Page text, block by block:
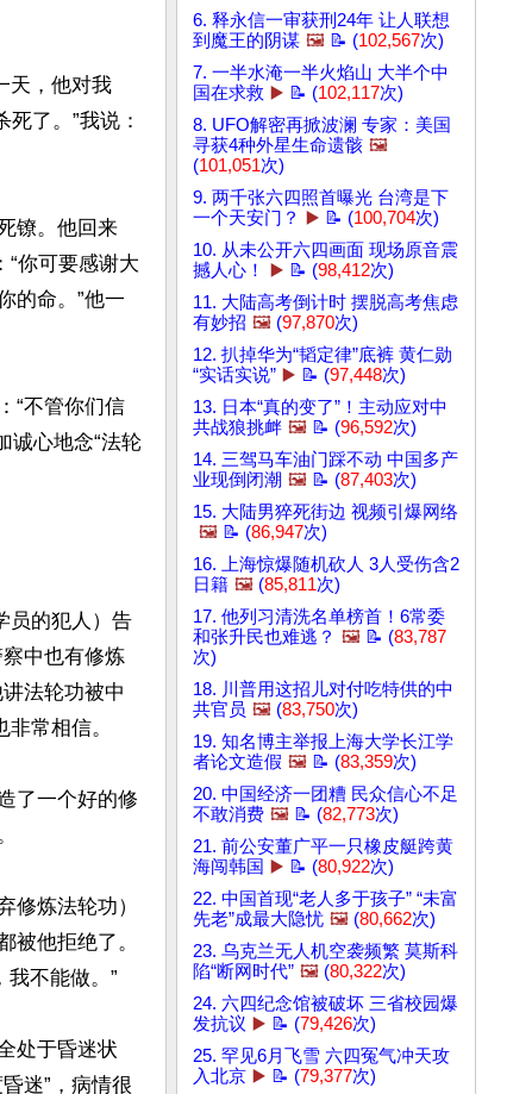
天，他对我
了。”我说：
镣。他回来
“你可要感谢大
的命。”他一
“不管你们信
诚心地念“法轮
员的犯人）告
中也有修炼
法轮功被中
常相信。
了一个好的修
修炼法轮功）
被他拒绝了。
我不能做。”
处于昏迷状
迷”，病情很
6. 释永信一审获刑24年 让人联想
到魔王的阴谋 🖼️ 📝 (102,567次)
7. 一半水淹一半火焰山 大半个中
国在求救 ▶️ 📝 (102,117次)
8. UFO解密再掀波澜 专家：美国
寻获4种外星生命遗骸 🖼️
(101,051次)
9. 两千张六四照首曝光 台湾是下
一个天安门？
▶️ 📝 (100,704次)
10. 从未公开六四画面 现场原音震
撼人心！
▶️ 📝 (98,412次)
11. 大陆高考倒计时 摆脱高考焦虑
有妙招 🖼️ (97,870次)
12. 扒掉华为“韬定律”底裤 黄仁勋
“实话实说” ▶️ 📝 (97,448次)
13. 日本“真的变了”！主动应对中
共战狼挑衅 🖼️ 📝 (96,592次)
14. 三驾马车油门踩不动 中国多产
业现倒闭潮 🖼️ 📝 (87,403次)
15. 大陆男猝死街边 视频引爆网络
🖼️ 📝 (86,947次)
16. 上海惊爆随机砍人 3人受伤含2
日籍 🖼️ (85,811次)
17. 他列习清洗名单榜首！6常委
和张升民也难逃？ 🖼️ 📝 (83,787
次)
18. 川普用这招儿对付吃特供的中
共官员 🖼️ (83,750次)
19. 知名博主举报上海大学长江学
者论文造假 🖼️ 📝 (83,359次)
20. 中国经济一团糟 民众信心不足
不敢消费 🖼️ 📝 (82,773次)
21. 前公安董广平一只橡皮艇跨黄
海闯韩国 ▶️ 📝 (80,922次)
22. 中国首现“老人多于孩子” “未富
先老”成最大隐忧 🖼️ (80,662次)
23. 乌克兰无人机空袭频繁 莫斯科
陷“断网时代” 🖼️ (80,322次)
24. 六四纪念馆被破坏 三省校园爆
发抗议 ▶️ 📝 (79,426次)
25. 罕见6月飞雪 六四冤气冲天攻
入北京 ▶️ 📝 (79,377次)